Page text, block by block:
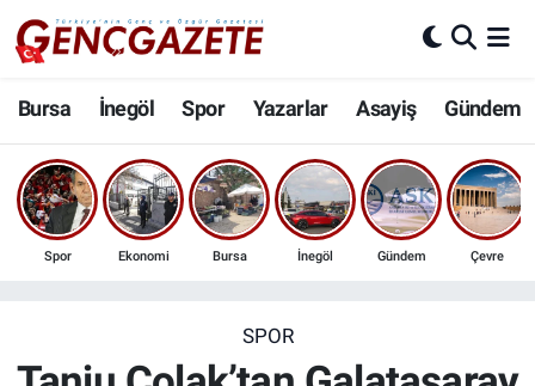
Bursa İnegöl Spor Yazarlar Asayiş Gündem
Spor Ekonomi Bursa İnegöl Gündem Çevre
SPOR
Bursa
İnegöl
3.SAYFA
Nöbetçi Eczaneler
Hava Durumu
Trafik Durumu